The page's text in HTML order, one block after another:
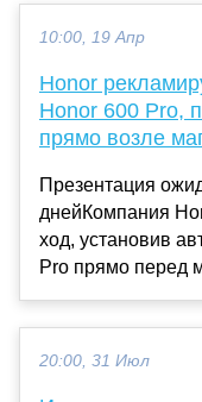
10:00, 19 Апр
Honor
Honor 600 Pro,
прямо возле
Презентация
днейКомпания
ход, установив
Pro прямо перед
20:00, 31 Июл